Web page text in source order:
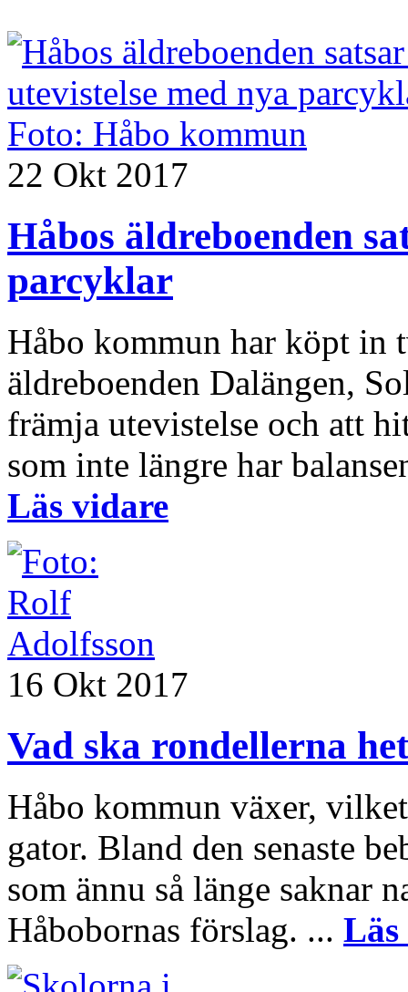
22 Okt 2017
Håbos äldreboenden
parcyklar
Håbo kommun har köpt in
äldreboenden Dalängen,
främja utevistelse och att
som inte längre har
Läs vidare
16 Okt 2017
Vad ska rondellerna
Håbo kommun växer,
gator. Bland den senaste
som ännu så länge saknar
Håbobornas förslag. ... Läs